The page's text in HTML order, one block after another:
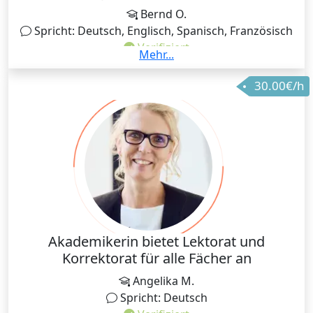
allgemeiner Informatik an. Ob es um Grundlagen,
fortgeschrittene Themen oder spezifische Projekte
geht – ich unterstütze dich gerne auf deinem Weg
zum Erfolg!
Bernd O.
Spricht: Deutsch, Englisch, Spanisch, Französisch
Verifiziert
Ich bin durch meine langjährige Erfahrung sowohl in
den ökonomischen Fächern, als auch
Sprachunterricht (Deutsch) in der Lage, Wissen und
zusätzlich auch Motivation zum Weiterlernen zu
vermitteln. Da ich zwischen Südamerika und Europa
pendele, kann ich dauerhaft Termine am
europäischen Nachmittag und Abend anbieten, nicht
aber am europäischen Vormittag (Wenn du in
Amerika lebst, ist die Terminlage gesondert zu
klären.). Jedenfalls unterrichte ich exklusiv online.
Gracias a mis muchos años de experiencia en
economía y enseñanza de idiomas (alemán), puedo
para seguir aprendiendo. Como viajo entre
Sudamérica y Europa, siempre puedo ofrecer citas
Mehr...
30.00€/h
Akademikerin bietet Lektorat und
Korrektorat für alle Fächer an
Angelika M.
Spricht: Deutsch